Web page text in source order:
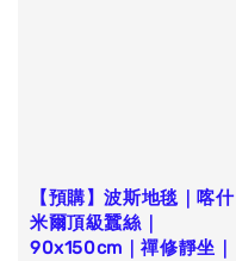
【預購】波斯地毯｜喀什
米爾頂級蠶絲｜
90x150cm｜禪修靜坐｜